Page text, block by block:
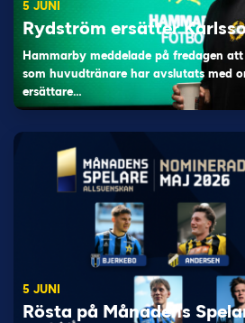
5 JUNI
Rydström ersätter
Hammarby meddelade på fredagen
som huvudtränare har avslutats med
ersättare…
5 JUNI
Rösta på Månadens